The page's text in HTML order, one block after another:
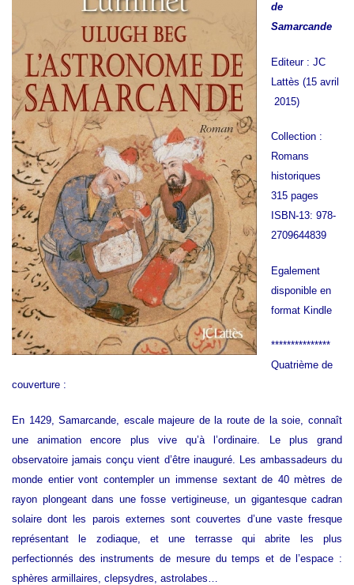
de
Samarcande
Editeur : JC
Lattès (15 avril
2015)
Collection :
Romans
historiques
315 pages
ISBN-13: 978-
2709644839
Egalement
disponible en
format Kindle
***************
Quatrième de
couverture :
En 1429, Samarcande, escale majeure de la route de la soie, connaît
une animation encore plus vive qu’à l’ordinaire. Le plus grand
observatoire jamais conçu vient d’être inauguré. Les ambassadeurs du
monde entier vont contempler un immense sextant de 40 mètres de
rayon plongeant dans une fosse vertigineuse, un gigantesque cadran
solaire dont les parois externes sont couvertes d’une vaste fresque
représentant le zodiaque, et une terrasse qui abrite les plus
perfectionnés des instruments de mesure du temps et de l’espace :
sphères armillaires, clepsydres, astrolabes…